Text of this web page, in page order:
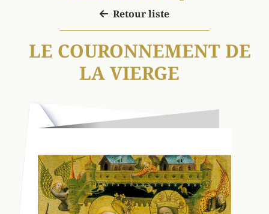
Retour liste
LE COURONNEMENT DE
LA VIERGE